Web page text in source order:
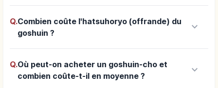
Q.Combien coûte l'hatsuhoryo (offrande) du
goshuin ?
keyboard_arrow_down
Q.Où peut-on acheter un goshuin-cho et
combien coûte-t-il en moyenne ?
keyboard_arrow_down